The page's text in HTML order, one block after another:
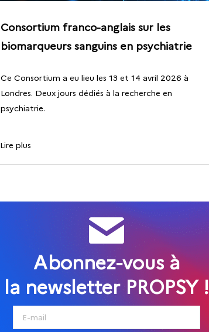
Consortium franco-anglais sur les
biomarqueurs sanguins en psychiatrie
Ce Consortium a eu lieu les 13 et 14 avril 2026 à
Londres. Deux jours dédiés à la recherche en
psychiatrie.
Lire plus
Abonnez-vous à
la newsletter PROPSY !